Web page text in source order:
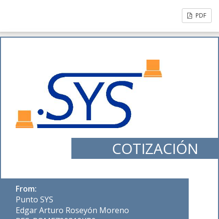
PDF
COTIZACIÓN
From:
Punto SYS
Edgar Arturo Roseyón Moreno